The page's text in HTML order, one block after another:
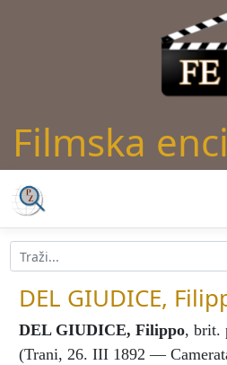
Filmska
DEL GIUDICE,
DEL GIUDICE, Filippo, brit.
(Trani, 26. III 1892 —